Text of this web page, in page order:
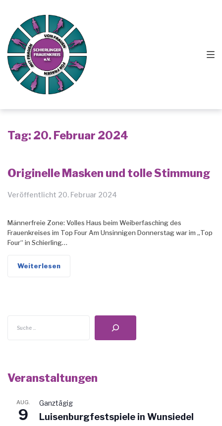
Hauptnavigation
springen
springen
Tag: 20. Februar 2024
Originelle Masken und tolle Stimmung
Veröffentlicht 20. Februar 2024
Männerfreie Zone: Volles Haus beim Weiberfasching des
Frauenkreises im Top Four Am Unsinnigen Donnerstag war im „Top
Four“ in Schierling…
Weiterlesen
Veranstaltungen
AUG.
9
Ganztägig
Luisenburgfestspiele in Wunsiedel